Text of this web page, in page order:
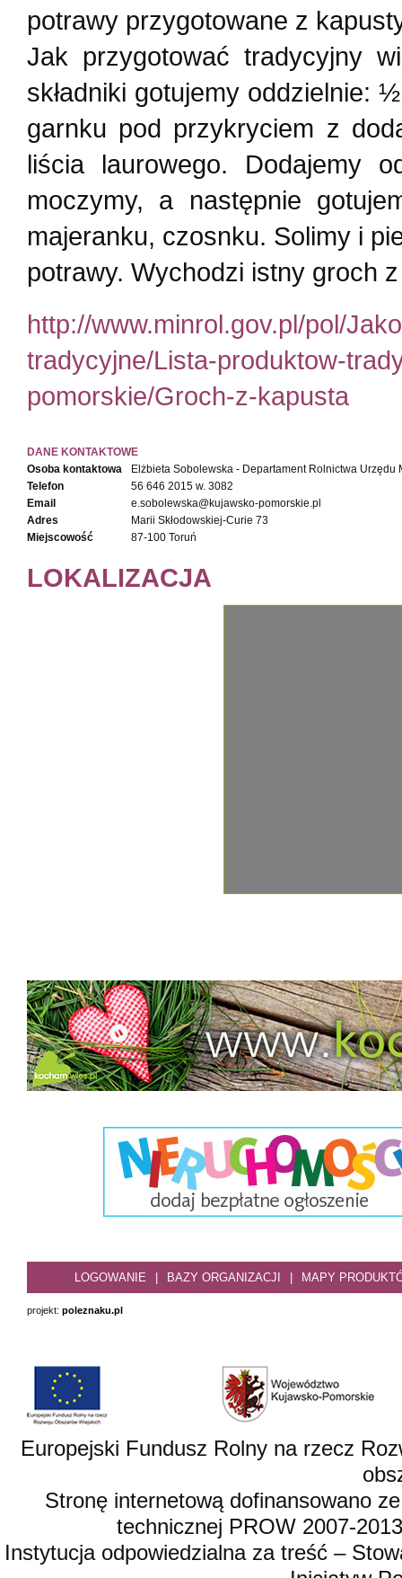
potrawy przygotowane z
Jak przygotować tradycyjny
składniki gotujemy oddzielnie:
garnku pod przykryciem z
liścia laurowego. Dodajemy
moczymy, a następnie
majeranku, czosnku. Solimy i
potrawy. Wychodzi istny groch
http://www.minrol.gov.pl/pol/
tradycyjne/Lista-produktow-
pomorskie/Groch-z-kapusta
DANE KONTAKTOWE
Osoba kontaktowa
Elżbieta Sobolewska - Departament Rolnictwa Urzędu
Telefon
56 646 2015 w. 3082
Email
e.sobolewska@kujawsko-pomorskie.pl
Adres
Marii Skłodowskiej-Curie 73
Miejscowość
87-100 Toruń
LOKALIZACJA
LOGOWANIE BAZY ORGANIZACJI MAPY
projekt: poleznaku.pl
Europejski Fundusz Rolny na rzecz
Stronę internetową dofinansowano
technicznej PROW 2007-
Instytucja odpowiedzialna za treść –